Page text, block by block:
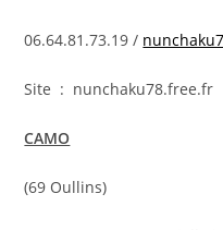
06.64.81.73.19 /
Site : nunchaku78.free.fr
CAMO
(69 Oullins)